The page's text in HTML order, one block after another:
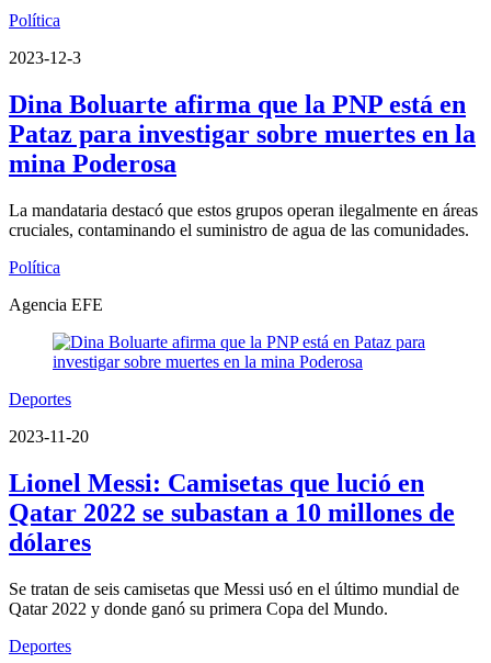
Política
2023-12-3
Dina Boluarte afirma que la PNP está en
Pataz para investigar sobre muertes en la
mina Poderosa
La mandataria destacó que estos grupos operan ilegalmente en áreas
cruciales, contaminando el suministro de agua de las comunidades.
Política
Agencia EFE
Deportes
2023-11-20
Lionel Messi: Camisetas que lució en
Qatar 2022 se subastan a 10 millones de
dólares
Se tratan de seis camisetas que Messi usó en el último mundial de
Qatar 2022 y donde ganó su primera Copa del Mundo.
Deportes